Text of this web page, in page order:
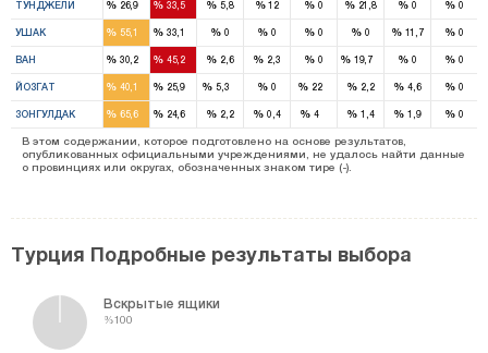
ТУНДЖЕЛИ %26,9 %33,5 % 5,8 %12 % 0 %21,8 % 0 % 0
УШАК %55,1 %33,1 % 0 % 0 % 0 % 0 %11,7 % 0
ВАН %30,2 %45,2 % 2,6 % 2,3 % 0 %19,7 % 0 % 0
ЙОЗГАТ %40,1 %25,9 % 5,3 % 0 %22 % 2,2 % 4,6 % 0
ЗОНГУЛДАК %65,6 %24,6 % 2,2 % 0,4 % 4 % 1,4 % 1,9 % 0
В этом содержании, которое подготовлено на основе результатов,
опубликованных официальными учреждениями, не удалось найти данные
о провинциях или округах, обозначенных знаком тире (-).
Турция Подробные результаты выбора
Вскрытые ящики
%100